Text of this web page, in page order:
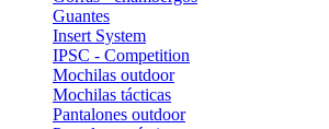
Guantes
Insert System
IPSC - Competition
Mochilas outdoor
Mochilas tácticas
Pantalones outdoor